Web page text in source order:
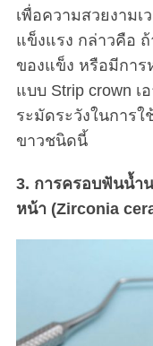
เพื่อความสวยงาม
แข็งแรง กล่าวคือ
ของแข็ง หรือมีกา
แบบ Strip crown
ระมัดระวังในการ
ขาวชนิดนี้
3. การครอบฟันน้ำ
หน้า (Zirconia